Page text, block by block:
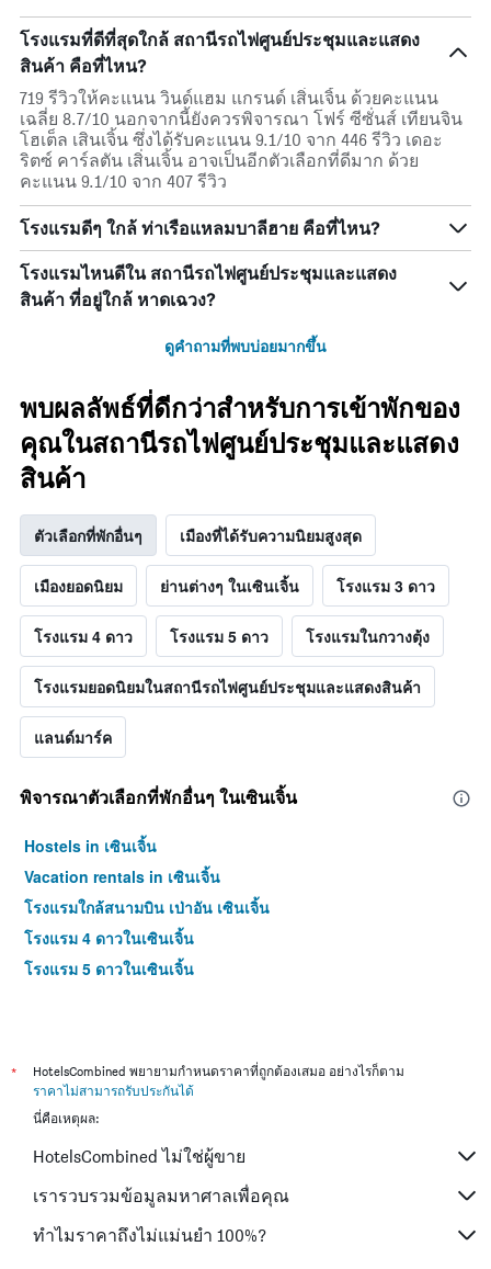
โรงแรมที่ดีที่สุดใกล้ สถานีรถไฟศูนย์ประชุมและแสดง
สินค้า คือที่ไหน?
719 รีวิวให้คะแนน วินด์แฮม แกรนด์ เสิ่นเจิ้น ด้วยคะแนน
เฉลี่ย 8.7/10 นอกจากนี้ยังควรพิจารณา โฟร์ ซีซั่นส์ เทียนจิน
โฮเต็ล เสินเจิ้น ซึ่งได้รับคะแนน 9.1/10 จาก 446 รีวิว เดอะ
ริตซ์ คาร์ลตัน เสิ่นเจิ้น อาจเป็นอีกตัวเลือกที่ดีมาก ด้วย
คะแนน 9.1/10 จาก 407 รีวิว
โรงแรมดีๆ ใกล้ ท่าเรือแหลมบาลีฮาย คือที่ไหน?
โรงแรมไหนดีใน สถานีรถไฟศูนย์ประชุมและแสดง
สินค้า ที่อยู่ใกล้ หาดเฉวง?
ดูคำถามที่พบบ่อยมากขึ้น
พบผลลัพธ์ที่ดีกว่าสำหรับการเข้าพักของ
คุณในสถานีรถไฟศูนย์ประชุมและแสดง
สินค้า
ตัวเลือกที่พักอื่นๆ เมืองที่ได้รับความนิยมสูงสุด
เมืองยอดนิยม ย่านต่างๆ ในเซินเจิ้น โรงแรม 3 ดาว
โรงแรม 4 ดาว โรงแรม 5 ดาว โรงแรมในกวางตุ้ง
โรงแรมยอดนิยมในสถานีรถไฟศูนย์ประชุมและแสดงสินค้า
แลนด์มาร์ค
พิจารณาตัวเลือกที่พักอื่นๆ ในเซินเจิ้น
Hostels in เซินเจิ้น
Vacation rentals in เซินเจิ้น
โรงแรมใกล้สนามบิน เป่าอัน เซินเจิ้น
โรงแรม 4 ดาวในเซินเจิ้น
โรงแรม 5 ดาวในเซินเจิ้น
*
HotelsCombined พยายามกำหนดราคาที่ถูกต้องเสมอ อย่างไรก็ตาม
ราคาไม่สามารถรับประกันได้
นี่คือเหตุผล:
HotelsCombined ไม่ใช่ผู้ขาย
เรารวบรวมข้อมูลมหาศาลเพื่อคุณ
ทำไมราคาถึงไม่แม่นยำ 100%?